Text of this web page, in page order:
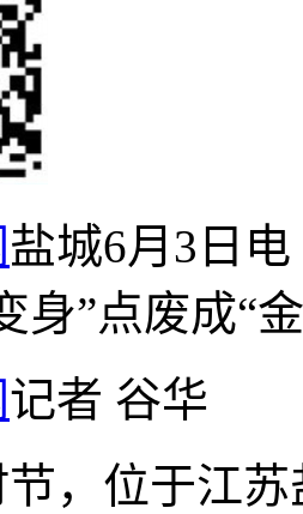
盐城6月3日
身”点废成“
记者 谷华
位于江苏